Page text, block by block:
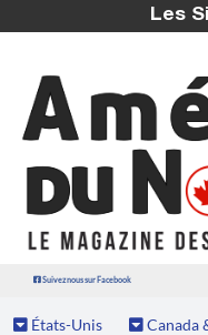
Les
Suivez nous sur Facebook
États-Unis Canada